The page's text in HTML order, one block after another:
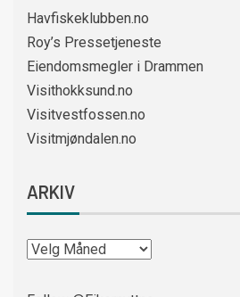
Havfiskeklubben.no
Roy’s Pressetjeneste
Eiendomsmegler i Drammen
Visithokksund.no
Visitvestfossen.no
Visitmjøndalen.no
ARKIV